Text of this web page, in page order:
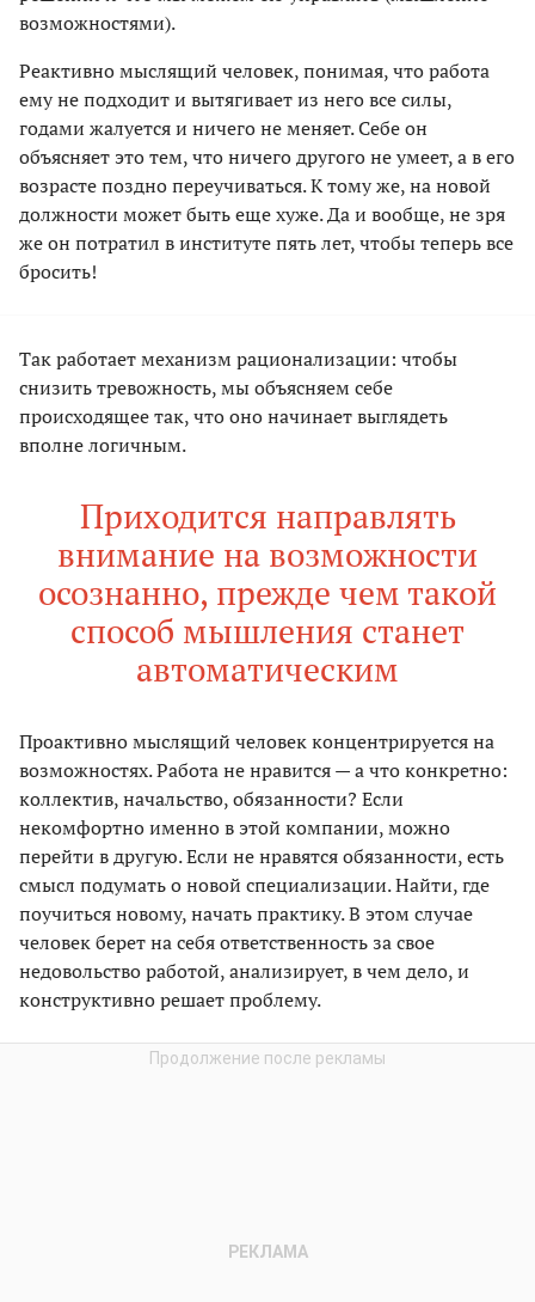
возможностями).
Реактивно мыслящий человек, понимая, что работа
ему не подходит и вытягивает из него все силы,
годами жалуется и ничего не меняет. Себе он
объясняет это тем, что ничего другого не умеет, а в его
возрасте поздно переучиваться. К тому же, на новой
должности может быть еще хуже. Да и вообще, не зря
же он потратил в институте пять лет, чтобы теперь все
бросить!
Так работает механизм рационализации: чтобы
снизить тревожность, мы объясняем себе
происходящее так, что оно начинает выглядеть
вполне логичным.
Приходится направлять
внимание на возможности
осознанно, прежде чем такой
способ мышления станет
автоматическим
Проактивно мыслящий человек концентрируется на
возможностях. Работа не нравится — а что конкретно:
коллектив, начальство, обязанности? Если
некомфортно именно в этой компании, можно
перейти в другую. Если не нравятся обязанности, есть
смысл подумать о новой специализации. Найти, где
поучиться новому, начать практику. В этом случае
человек берет на себя ответственность за свое
недовольство работой, анализирует, в чем дело, и
конструктивно решает проблему.